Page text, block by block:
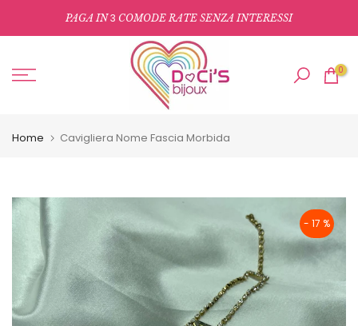
al
PAGA IN3 COMODE RATE SENZA INTERESSI
0
Home Cavigliera Nome Fascia Morbida
- 17 %